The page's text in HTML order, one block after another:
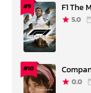
#9 F1 The
5.0
#10
0.0